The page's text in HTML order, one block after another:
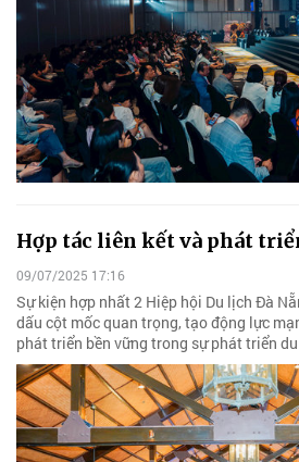
Hợp tác liên kết và phát
09/07/2025 17:16
Sự kiện hợp nhất 2 Hiệp hội Du lịch Đà
dấu cột mốc quan trọng, tạo động lực
phát triển bền vững trong sự phát triển